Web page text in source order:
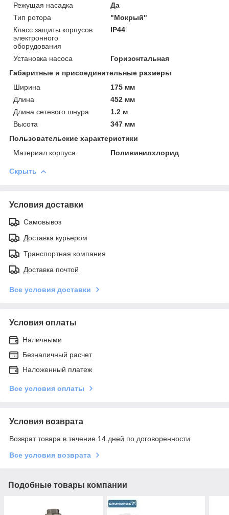
Режущая насадка
Да
Тип ротора
"Мокрый"
Класс защиты корпусов
электронного
оборудования
IP44
Установка насоса
Горизонтальная
Габаритные и присоединительные размеры
Ширина
175 мм
Длина
452 мм
Длина сетевого шнура
1.2 м
Высота
347 мм
Пользовательские характеристики
Материал корпуса
Поливинилхлорид
Скрыть
Условия доставки
Самовывоз
Доставка курьером
Транспортная компания
Доставка почтой
Все условия доставки
Условия оплаты
Наличными
Безналичный расчет
Наложенный платеж
Все условия оплаты
Условия возврата
Возврат товара в течение 14 дней по договоренности
Все условия возврата
Подобные товары компании